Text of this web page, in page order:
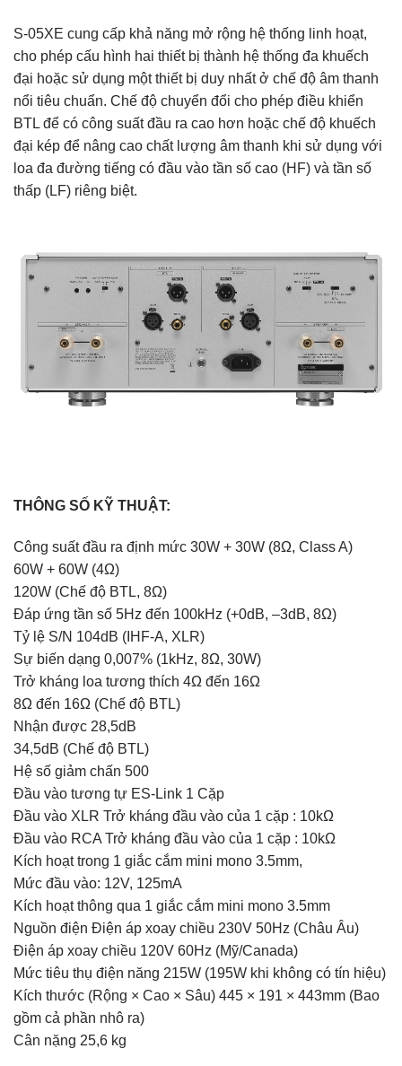
S-05XE cung cấp khả năng mở rộng hệ thống linh hoạt,
cho phép cấu hình hai thiết bị thành hệ thống đa khuếch
đại hoặc sử dụng một thiết bị duy nhất ở chế độ âm thanh
nổi tiêu chuẩn. Chế độ chuyển đổi cho phép điều khiển
BTL để có công suất đầu ra cao hơn hoặc chế độ khuếch
đại kép để nâng cao chất lượng âm thanh khi sử dụng với
loa đa đường tiếng có đầu vào tần số cao (HF) và tần số
thấp (LF) riêng biệt.
THÔNG SỐ KỸ THUẬT:
Công suất đầu ra định mức 30W + 30W (8Ω, Class A)
60W + 60W (4Ω)
120W (Chế độ BTL, 8Ω)
Đáp ứng tần số 5Hz đến 100kHz (+0dB, –3dB, 8Ω)
Tỷ lệ S/N 104dB (IHF-A, XLR)
Sự biến dạng 0,007% (1kHz, 8Ω, 30W)
Trở kháng loa tương thích 4Ω đến 16Ω
8Ω đến 16Ω (Chế độ BTL)
Nhận được 28,5dB
34,5dB (Chế độ BTL)
Hệ số giảm chấn 500
Đầu vào tương tự ES-Link 1 Cặp
Đầu vào XLR Trở kháng đầu vào của 1 cặp : 10kΩ
Đầu vào RCA Trở kháng đầu vào của 1 cặp : 10kΩ
Kích hoạt trong 1 giắc cắm mini mono 3.5mm,
Mức đầu vào: 12V, 125mA
Kích hoạt thông qua 1 giắc cắm mini mono 3.5mm
Nguồn điện Điện áp xoay chiều 230V 50Hz (Châu Âu)
Điện áp xoay chiều 120V 60Hz (Mỹ/Canada)
Mức tiêu thụ điện năng 215W (195W khi không có tín hiệu)
Kích thước (Rộng × Cao × Sâu) 445 × 191 × 443mm (Bao
gồm cả phần nhô ra)
Cân nặng 25,6 kg